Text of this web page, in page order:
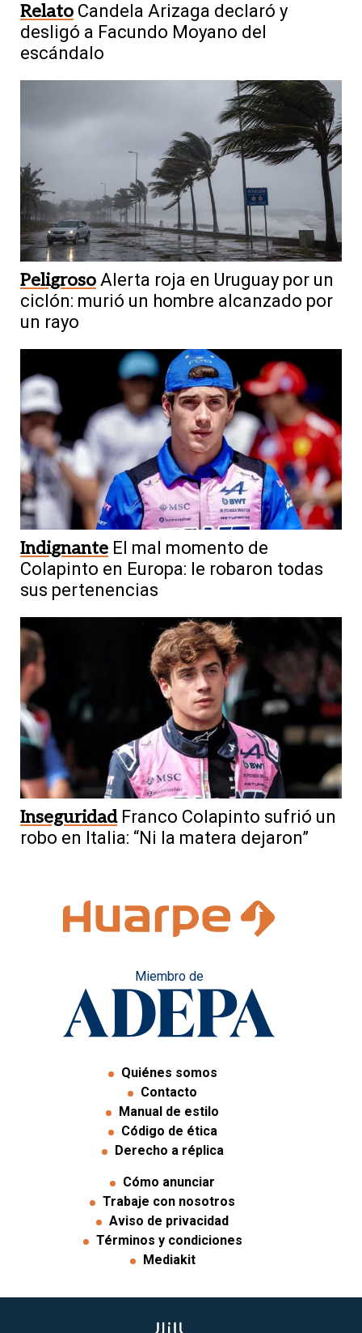
Relato Candela Arizaga declaró y
desligó a Facundo Moyano del
escándalo
Peligroso Alerta roja en Uruguay por un
ciclón: murió un hombre alcanzado por
un rayo
Indignante El mal momento de
Colapinto en Europa: le robaron todas
sus pertenencias
Inseguridad Franco Colapinto sufrió un
robo en Italia: “Ni la matera dejaron”
Miembro de
Quiénes somos
Contacto
Manual de estilo
Código de ética
Derecho a réplica
Cómo anunciar
Trabaje con nosotros
Aviso de privacidad
Términos y condiciones
Mediakit